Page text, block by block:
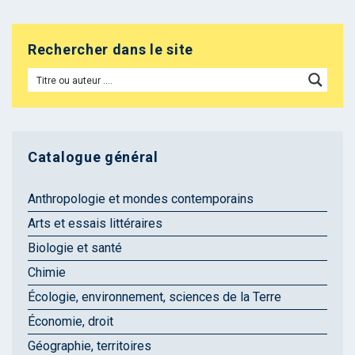
Rechercher dans le site
Catalogue général
Anthropologie et mondes contemporains
Arts et essais littéraires
Biologie et santé
Chimie
Écologie, environnement, sciences de la Terre
Économie, droit
Géographie, territoires